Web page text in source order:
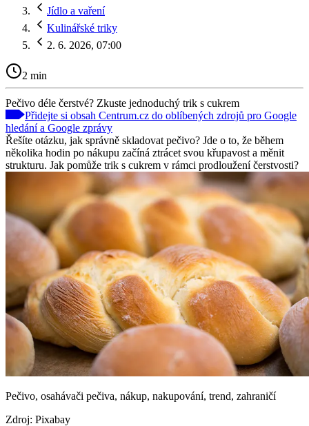
Jídlo a vaření
Kulinářské triky
2. 6. 2026, 07:00
2 min
Pečivo déle čerstvé? Zkuste jednoduchý trik s cukrem
Přidejte si obsah Centrum.cz do oblíbených zdrojů pro Google
hledání a Google zprávy
Řešíte otázku, jak správně skladovat pečivo? Jde o to, že během
několika hodin po nákupu začíná ztrácet svou křupavost a měnit
strukturu. Jak pomůže trik s cukrem v rámci prodloužení čerstvosti?
Pečivo, osahávači pečiva, nákup, nakupování, trend, zahraničí
Zdroj: Pixabay